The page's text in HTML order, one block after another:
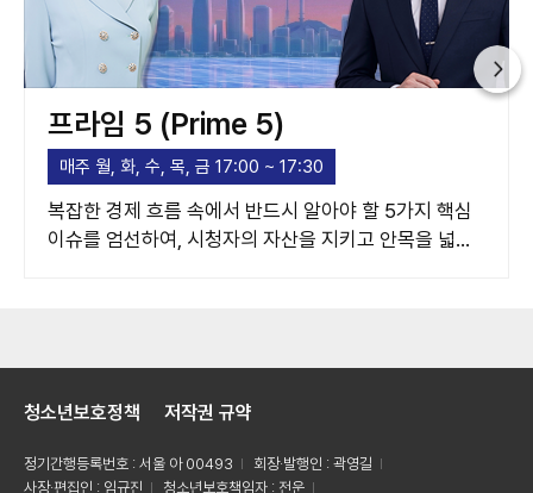
프라임 5 (Prime 5)
매주 월, 화, 수, 목, 금 17:00 ~ 17:30
복잡한 경제 흐름 속에서 반드시 알아야 할 5가지 핵심
이슈를 엄선하여, 시청자의 자산을 지키고 안목을 넓혀
청소년보호정책 저작권 규약
정기간행등록번호 : 서울 아 00493
회장·발행인 : 곽영길
사장·편집인 : 임규진
청소년보호책임자 : 전운